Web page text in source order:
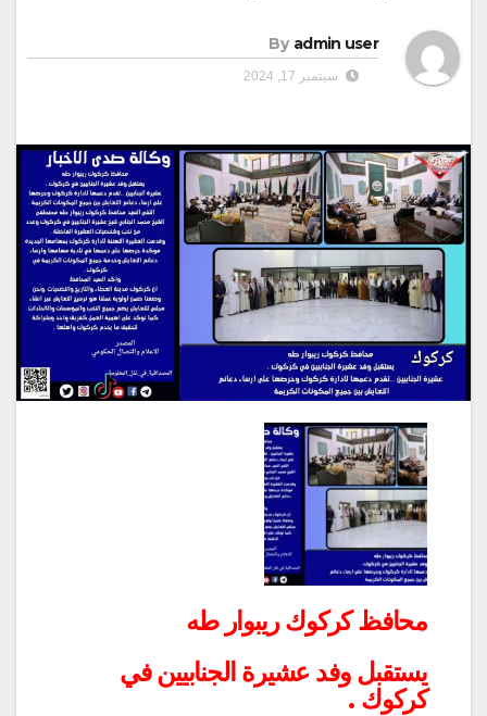
By admin user
سبتمبر 17, 2024
محافظ كركوك ريبوار طه
يستقبل وفد عشيرة الجنابيين في
كركوك .